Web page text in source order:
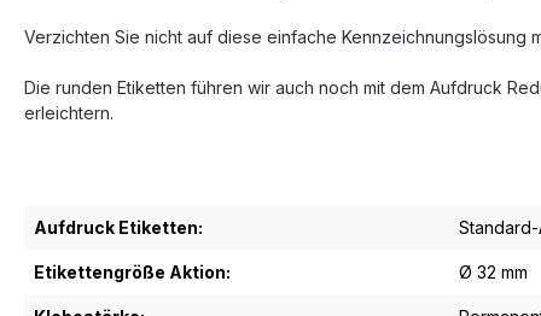
Verzichten Sie nicht auf diese einfache Kennzeichnungslösung
Die runden Etiketten führen wir auch noch mit dem Aufdruck
erleichtern.
Aufdruck Etiketten:
Etikettengröße Aktion: Ø 32 mm